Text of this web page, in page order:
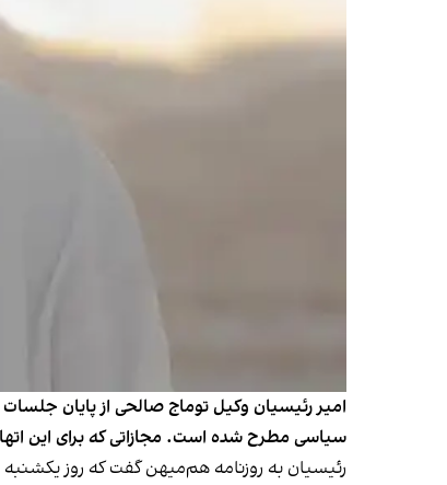
امیر رئیسیان وکیل توماج صالحی از پایان
سیاسی مطرح شده است. مجازاتی که برای این
رئیسیان به روزنامه هم‌میهن گفت که روز یکشنبه ۱۱ تیرماه دومین و آخرین جلسه دادگاه صالحی در شعبه اول دادگاه انقلاب اسلامی اصفهان به ریاست براتی برگزار شد.